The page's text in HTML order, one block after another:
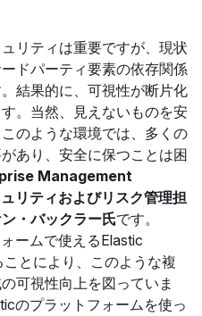
リティは重要ですが、現状
ドパーティ要素の依存関係
結果的に、可視性が断片化
。当然、見えないものを安
のような環境では、多くの
あり、安全に保つことは困
Management
リティおよびリスク管理担
・バックラー氏です。
ームで使えるElastic
とにより、このような複
可視性向上を図っていま
のプラットフォームを使っ